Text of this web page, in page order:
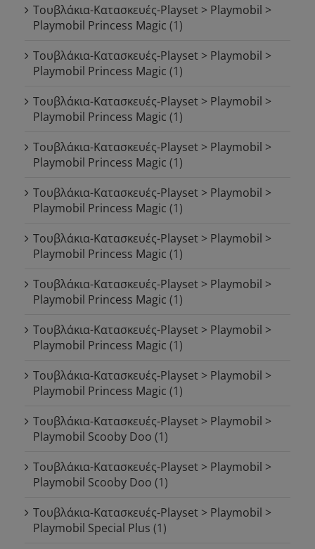
Τουβλάκια-Κατασκευές-Playset > Playmobil >
Playmobil Princess Magic (1)
Τουβλάκια-Κατασκευές-Playset > Playmobil >
Playmobil Princess Magic (1)
Τουβλάκια-Κατασκευές-Playset > Playmobil >
Playmobil Princess Magic (1)
Τουβλάκια-Κατασκευές-Playset > Playmobil >
Playmobil Princess Magic (1)
Τουβλάκια-Κατασκευές-Playset > Playmobil >
Playmobil Princess Magic (1)
Τουβλάκια-Κατασκευές-Playset > Playmobil >
Playmobil Princess Magic (1)
Τουβλάκια-Κατασκευές-Playset > Playmobil >
Playmobil Princess Magic (1)
Τουβλάκια-Κατασκευές-Playset > Playmobil >
Playmobil Princess Magic (1)
Τουβλάκια-Κατασκευές-Playset > Playmobil >
Playmobil Princess Magic (1)
Τουβλάκια-Κατασκευές-Playset > Playmobil >
Playmobil Scooby Doo (1)
Τουβλάκια-Κατασκευές-Playset > Playmobil >
Playmobil Scooby Doo (1)
Τουβλάκια-Κατασκευές-Playset > Playmobil >
Playmobil Special Plus (1)